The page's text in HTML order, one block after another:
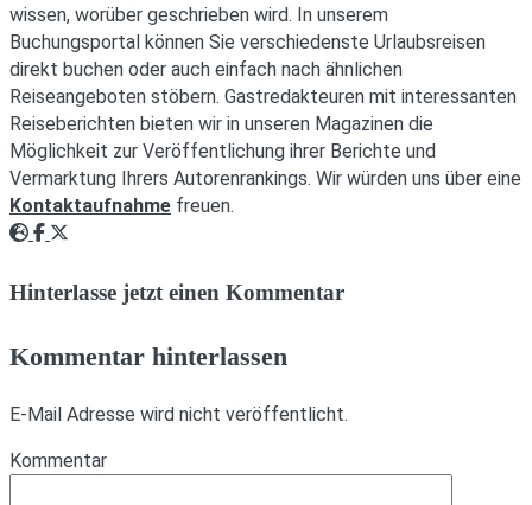
wissen, worüber geschrieben wird. In unserem
Buchungsportal können Sie verschiedenste Urlaubsreisen
direkt buchen oder auch einfach nach ähnlichen
Reiseangeboten stöbern. Gastredakteuren mit interessanten
Reiseberichten bieten wir in unseren Magazinen die
Möglichkeit zur Veröffentlichung ihrer Berichte und
Vermarktung Ihrers Autorenrankings. Wir würden uns über eine
Kontaktaufnahme freuen.
Webseite
Facebook
Hinterlasse jetzt einen Kommentar
Kommentar hinterlassen
E-Mail Adresse wird nicht veröffentlicht.
Kommentar